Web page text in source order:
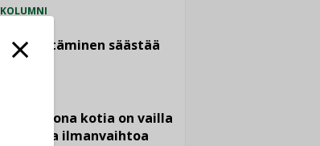
KOLUMNI
Sähköistäminen säästää
euroja
Yli miljoona kotia on vailla
toimivaa ilmanvaihtoa